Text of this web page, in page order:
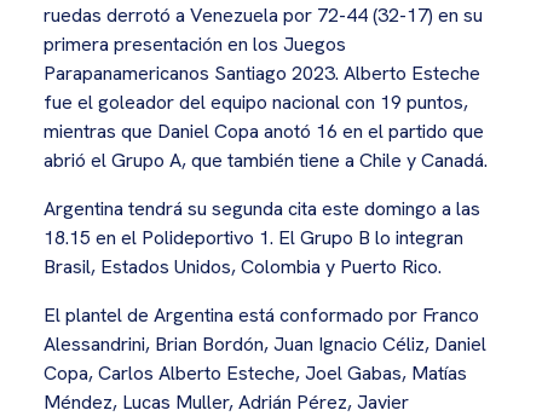
ruedas derrotó a Venezuela por 72-44 (32-17) en su
primera presentación en los Juegos
Parapanamericanos Santiago 2023. Alberto Esteche
fue el goleador del equipo nacional con 19 puntos,
mientras que Daniel Copa anotó 16 en el partido que
abrió el Grupo A, que también tiene a Chile y Canadá.
Argentina tendrá su segunda cita este domingo a las
18.15 en el Polideportivo 1. El Grupo B lo integran
Brasil, Estados Unidos, Colombia y Puerto Rico.
El plantel de Argentina está conformado por Franco
Alessandrini, Brian Bordón, Juan Ignacio Céliz, Daniel
Copa, Carlos Alberto Esteche, Joel Gabas, Matías
Méndez, Lucas Muller, Adrián Pérez, Javier